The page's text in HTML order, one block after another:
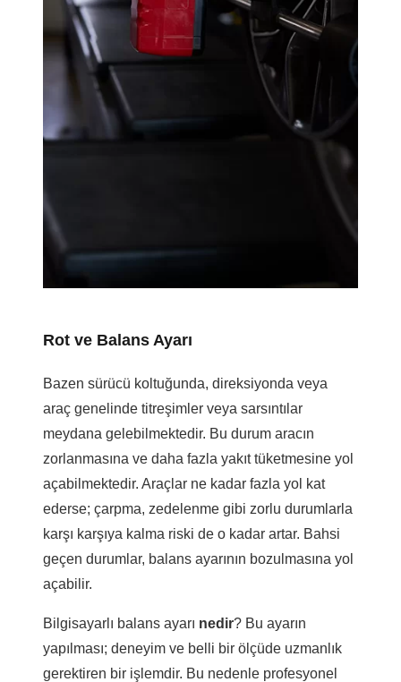
Rot ve Balans Ayarı
Bazen sürücü koltuğunda, direksiyonda veya
araç genelinde titreşimler veya sarsıntılar
meydana gelebilmektedir. Bu durum aracın
zorlanmasına ve daha fazla yakıt tüketmesine yol
açabilmektedir. Araçlar ne kadar fazla yol kat
ederse; çarpma, zedelenme gibi zorlu durumlarla
karşı karşıya kalma riski de o kadar artar. Bahsi
geçen durumlar, balans ayarının bozulmasına yol
açabilir.
Bilgisayarlı balans ayarı nedir? Bu ayarın
yapılması; deneyim ve belli bir ölçüde uzmanlık
gerektiren bir işlemdir. Bu nedenle profesyonel